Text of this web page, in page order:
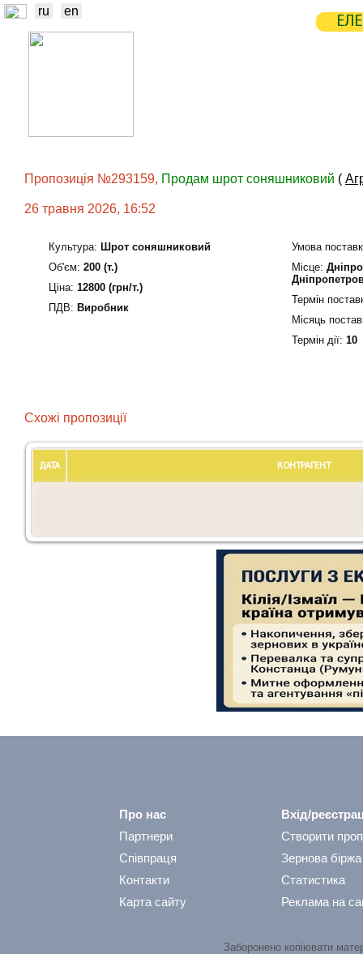
ru en
Пропозиція №293159, Продам шрот соняшниковий (
26 травня 2026, 16:52
Культура: Шрот соняшниковий
Об'єм: 200 (т.)
Ціна: 12800 (грн/т.)
ПДВ: Виробник
Умова
Мiсце:
Термін
Місяць
Термін дiї: 10
Схожі пропозиції
ДАТА КОНТРАГЕНТ
Про нас
Партнери
Співпраця
Контакти
Карта сайту
Вхід/
Створити
Зернова біржа
Статистика
Реклама на
Заборонено копіювати